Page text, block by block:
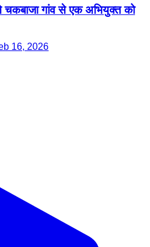
गांव से एक अभियुक्त को
16, 2026